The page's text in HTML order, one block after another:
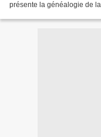
présente la généalogie de